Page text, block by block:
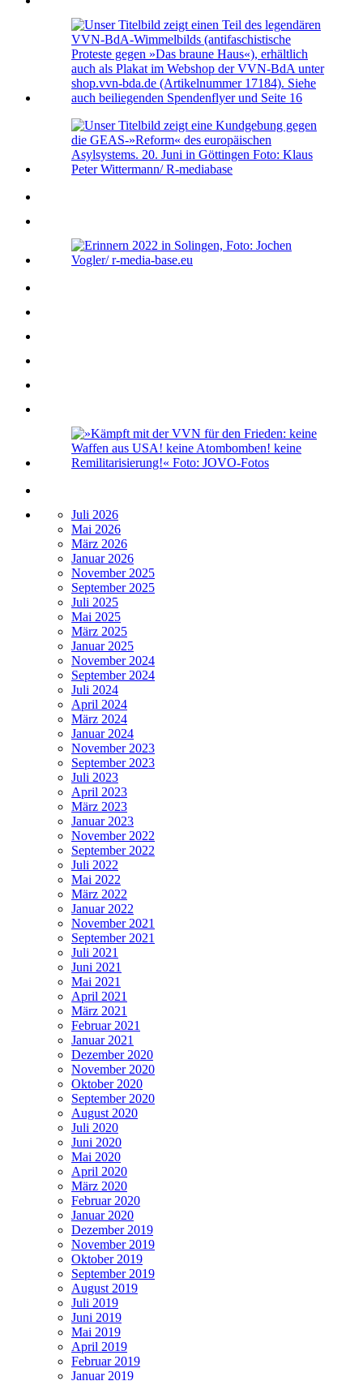
Juli 2026
Mai 2026
März 2026
Januar 2026
November 2025
September 2025
Juli 2025
Mai 2025
März 2025
Januar 2025
November 2024
September 2024
Juli 2024
April 2024
März 2024
Januar 2024
November 2023
September 2023
Juli 2023
April 2023
März 2023
Januar 2023
November 2022
September 2022
Juli 2022
Mai 2022
März 2022
Januar 2022
November 2021
September 2021
Juli 2021
Juni 2021
Mai 2021
April 2021
März 2021
Februar 2021
Januar 2021
Dezember 2020
November 2020
Oktober 2020
September 2020
August 2020
Juli 2020
Juni 2020
Mai 2020
April 2020
März 2020
Februar 2020
Januar 2020
Dezember 2019
November 2019
Oktober 2019
September 2019
August 2019
Juli 2019
Juni 2019
Mai 2019
April 2019
Februar 2019
Januar 2019